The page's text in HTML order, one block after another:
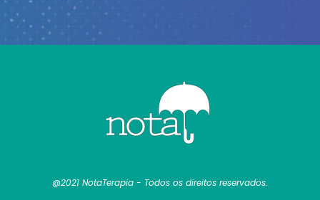
@2021 NotaTerapia - Todos os direitos reservados.